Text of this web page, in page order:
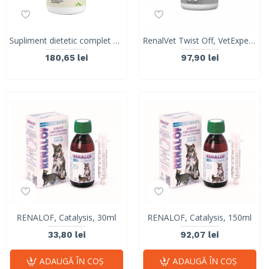
Supliment dietetic complet pentru managementul struvitilor si al afectiunilor tractului urinar inferior DIALIX UT Forte 10, VetNova, 45 tabs
180,65 lei
RenalVet Twist Off, VetExpert, 60 capule
97,90 lei
RENALOF, Catalysis, 30ml
33,80 lei
ADAUGĂ ÎN COŞ
RENALOF, Catalysis, 150ml
92,07 lei
ADAUGĂ ÎN COŞ